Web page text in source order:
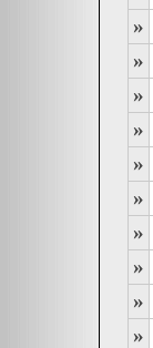
»
»
»
»
»
»
»
»
»
»